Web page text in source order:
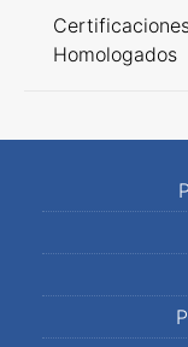
Homologados